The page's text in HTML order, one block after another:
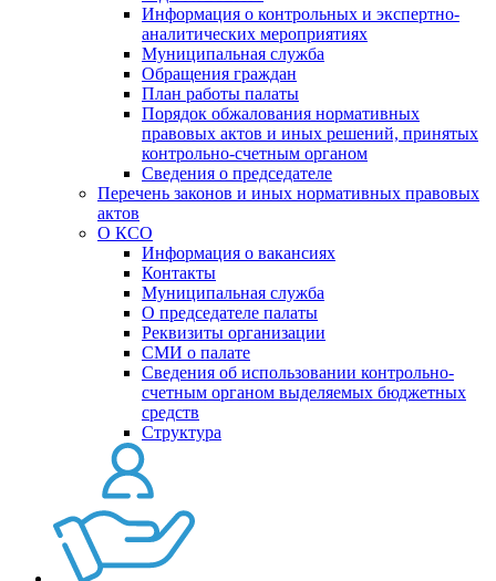
Информация о контрольных и экспертно-
аналитических мероприятиях
Муниципальная служба
Обращения граждан
План работы палаты
Порядок обжалования нормативных
правовых актов и иных решений, принятых
контрольно-счетным органом
Сведения о председателе
Перечень законов и иных нормативных правовых
актов
О КСО
Информация о вакансиях
Контакты
Муниципальная служба
О председателе палаты
Реквизиты организации
СМИ о палате
Сведения об использовании контрольно-
счетным органом выделяемых бюджетных
средств
Структура